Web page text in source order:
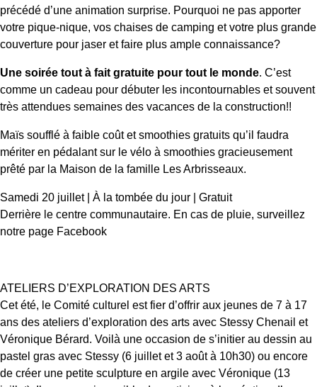
précédé d’une animation surprise. Pourquoi ne pas apporter
votre pique-nique, vos chaises de camping et votre plus grande
couverture pour jaser et faire plus ample connaissance?
Une soirée tout à fait gratuite pour tout le monde. C’est
comme un cadeau pour débuter les incontournables et souvent
très attendues semaines des vacances de la construction!!
Maïs soufflé à faible coût et smoothies gratuits qu’il faudra
mériter en pédalant sur le vélo à smoothies gracieusement
prêté par la Maison de la famille Les Arbrisseaux.
Samedi 20 juillet | À la tombée du jour | Gratuit
Derrière le centre communautaire. En cas de pluie, surveillez
notre page Facebook
ATELIERS D’EXPLORATION DES ARTS
Cet été, le Comité culturel est fier d’offrir aux jeunes de 7 à 17
ans des ateliers d’exploration des arts avec Stessy Chenail et
Véronique Bérard. Voilà une occasion de s’initier au dessin au
pastel gras avec Stessy (6 juillet et 3 août à 10h30) ou encore
de créer une petite sculpture en argile avec Véronique (13